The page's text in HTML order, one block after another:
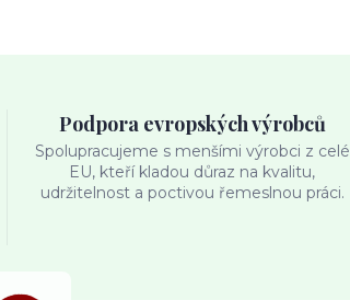
Podpora evropských výrobců
Spolupracujeme s menšími výrobci z celé
EU, kteří kladou důraz na kvalitu,
udržitelnost a poctivou řemeslnou práci.